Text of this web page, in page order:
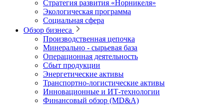
Стратегия развития «Норникеля»
Экологическая программа
Социальная сфера
Обзор бизнеса
Производственная цепочка
Минерально ‑ сырьевая база
Операционная деятельность
Сбыт продукции
Энергетические активы
Транспортно-логистические активы
Инновационные и ИТ‑технологии
Финансовый обзор (MD&A)